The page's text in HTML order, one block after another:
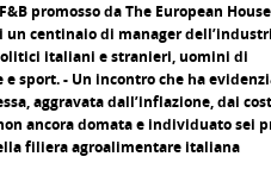
promosso da The European
centinaio di manager
italiani e stranieri, uomini di
sport. - Un incontro che ha
aggravata dall’inflazione, dai
ancora domata e individuato sei
filiera agroalimentare italiana